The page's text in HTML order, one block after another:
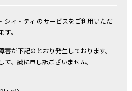
シィ・ティ のサービスをご利用いただ
。
が下記のとおり発生しております。
、誠に申し訳ございません。